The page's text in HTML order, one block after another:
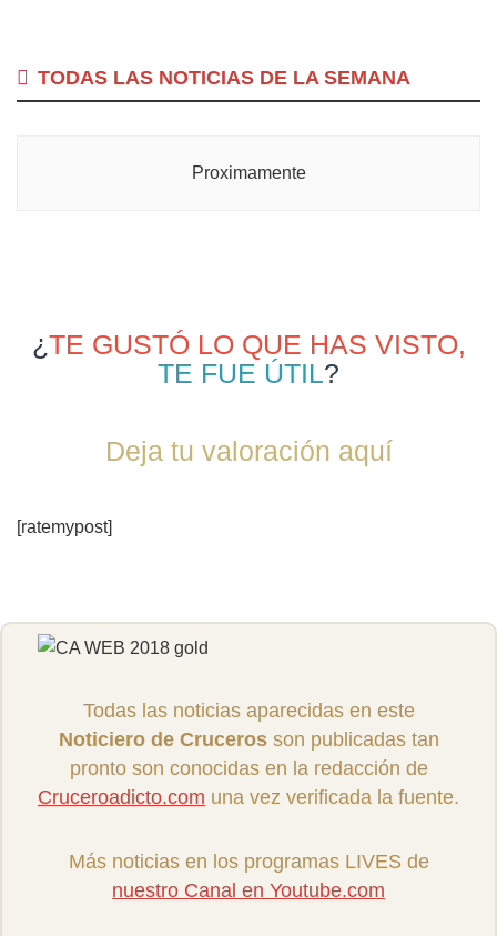
TODAS LAS NOTICIAS DE LA SEMANA
Proximamente
¿TE GUSTÓ LO QUE HAS VISTO,
TE FUE ÚTIL?
Deja tu valoración aquí
[ratemypost]
Todas las noticias aparecidas en este
Noticiero de Crucerosson publicadas tan
pronto son conocidas en la redacción de
Cruceroadicto.com una vez verificada la fuente.
Más noticias en los programas LIVES de
nuestro Canal en Youtube.com